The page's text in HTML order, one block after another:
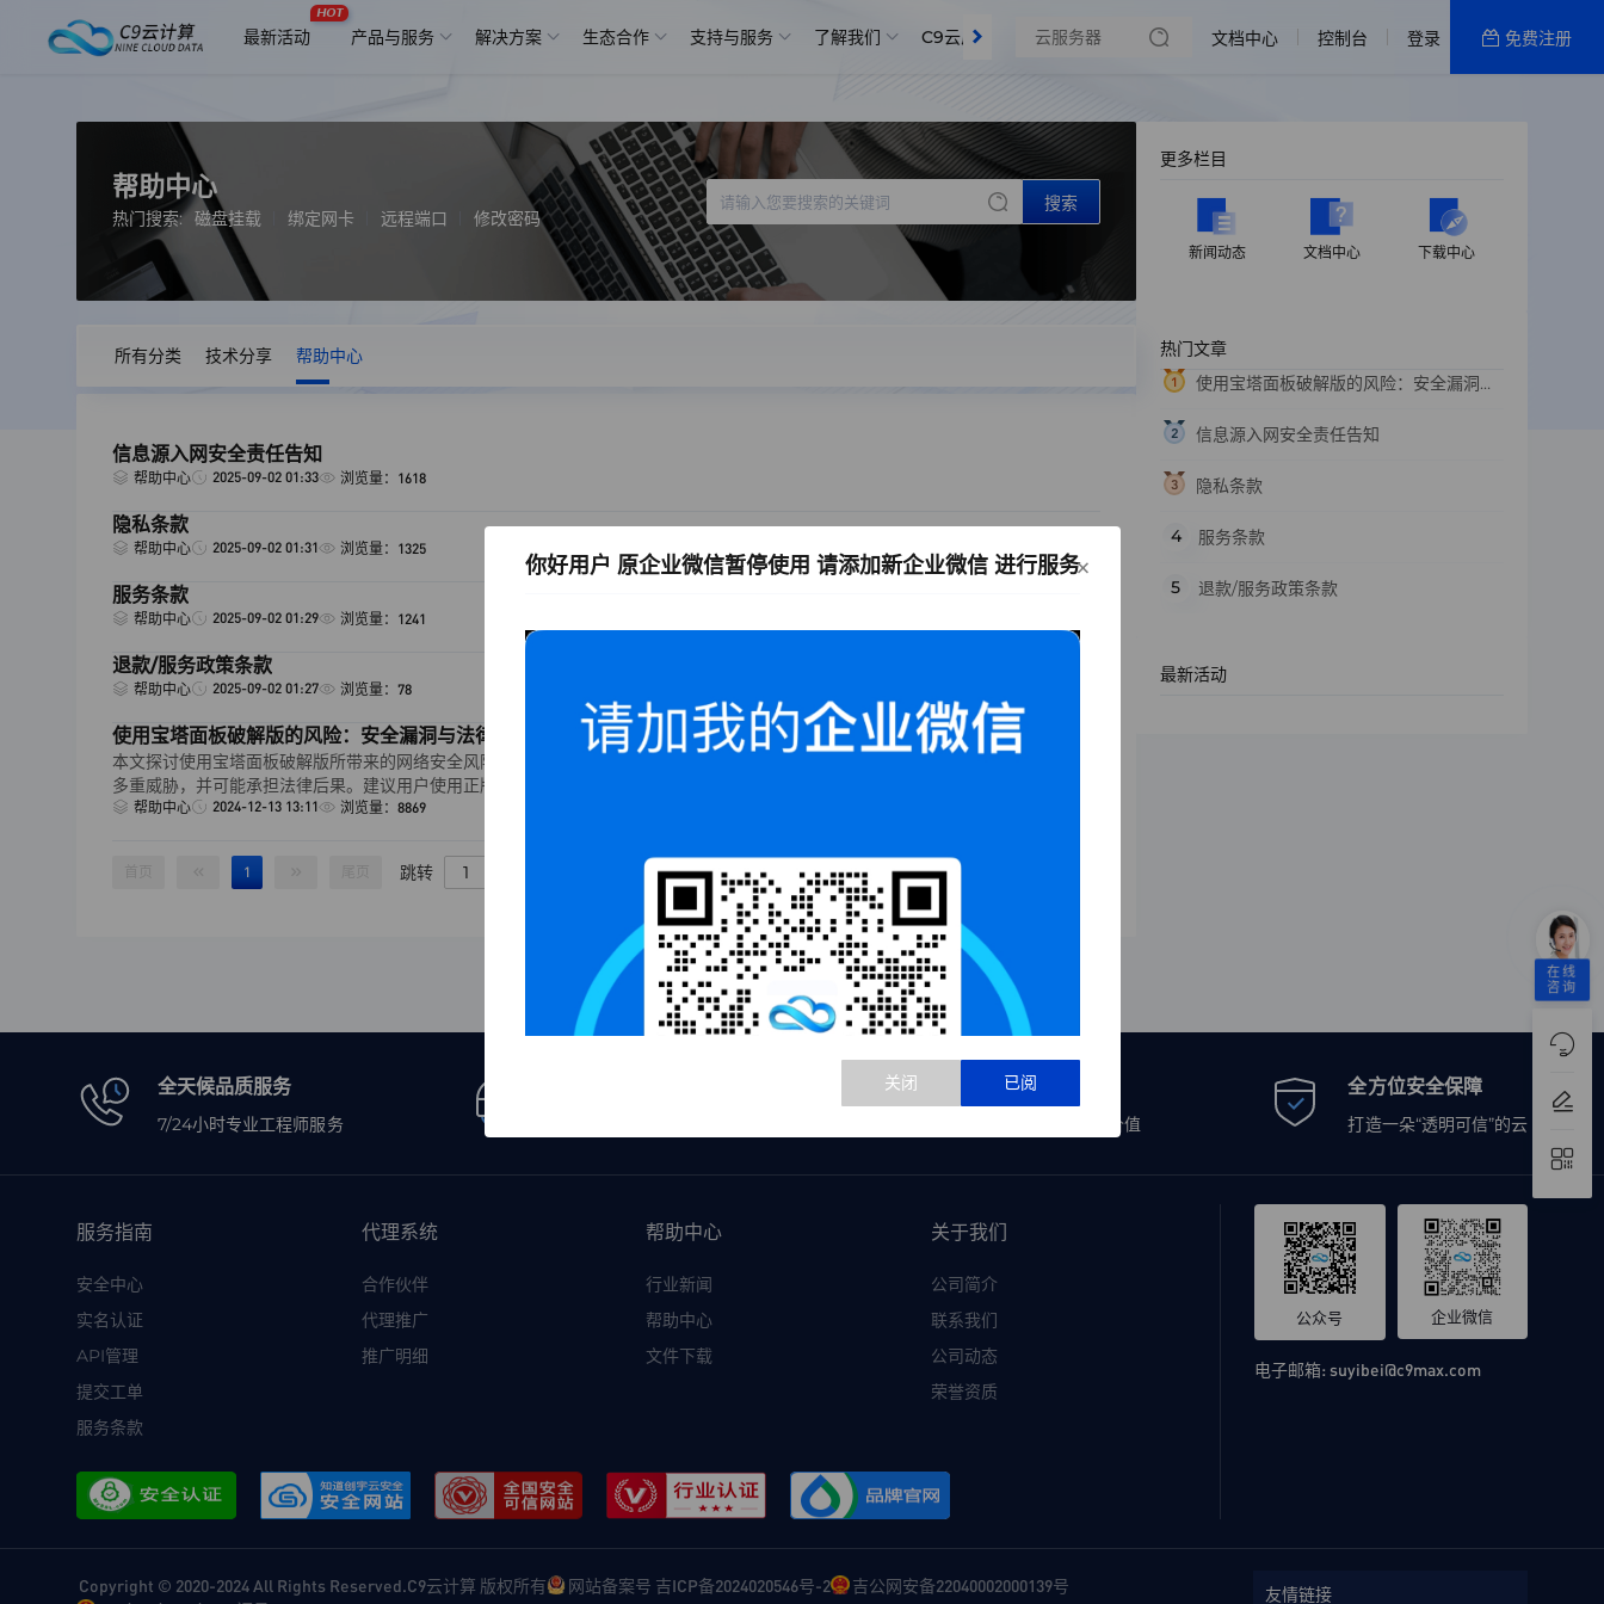
最新活动
HOT
产品与服务 解决方案 生态合作 支持与服务 了解我们
C9云盾 | SCDN
华中电信ECS | 性能二区
文档中心 控制台 登录 免费注册
帮助中心
热门搜索: 磁盘挂载 绑定网卡 远程端口 修改密码
搜索
所有分类 技术分享 帮助中心
信息源入网安全责任告知
帮助中心 2025-09-02 01:33 浏览量：1618
隐私条款
帮助中心 2025-09-02 01:31 浏览量：1325
服务条款
帮助中心 2025-09-02 01:29 浏览量：1241
退款/服务政策条款
帮助中心 2025-09-02 01:27 浏览量：78
使用宝塔面板破解版的风险：安全漏洞与法律责任
本文探讨使用宝塔面板破解版所带来的网络安全风险及法律责任。通过使用破解软件，用户面临数据泄露、系统漏洞、木马病毒攻击等
多重威胁，并可能承担法律后果。建议用户使用正版软件保障信息安全。
帮助中心 2024-12-13 13:11 浏览量：8869
1 跳转
更多栏目
新闻动态 文档中心 下载中心
热门文章
使用宝塔面板破解版的风险：安全漏洞与
法律责任信息源入网安全责任告知
隐私条款
服务条款
退款/服务政策条款
最新活动
全天候品质服务
7/24小时专业工程师服务
客户价值为先
从服务价值到创造客户价值
全方位安全保障
打造一朵“透明可信”的云
服务指南
安全中心
实名认证
API管理
提交工单
服务条款
代理系统
合作伙伴
代理推广
推广明细
帮助中心
行业新闻
帮助中心
文件下载
关于我们
公司简介
联系我们
公司动态
荣誉资质
公众号 企业微信
电子邮箱: suyibei@c9max.com
Copyright © 2020-2024 All Rights Reserved.C9云计算 版权所有 网站备案号 吉ICP备2024020546号-2
吉公网安备22040002000139号
友情链接
在线
咨询
你好用户 原企业微信暂停使用 请添加新企业微信 进行服务×